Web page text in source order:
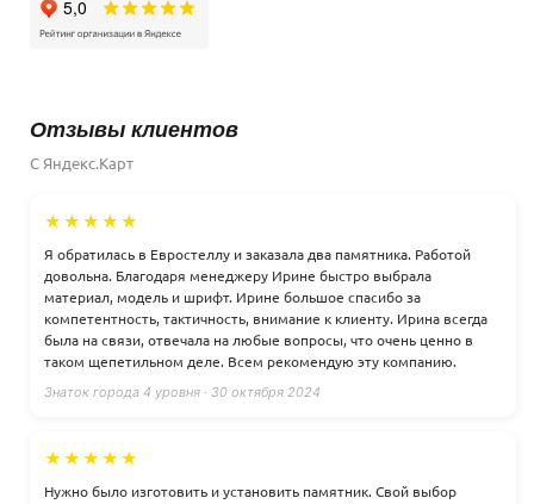
Отзывы клиентов
С Яндекс.Карт
★★★★★
Я обратилась в Евростеллу и заказала два памятника. Работой
довольна. Благодаря менеджеру Ирине быстро выбрала
материал, модель и шрифт. Ирине большое спасибо за
компетентность, тактичность, внимание к клиенту. Ирина всегда
была на связи, отвечала на любые вопросы, что очень ценно в
таком щепетильном деле. Всем рекомендую эту компанию.
Знаток города 4 уровня · 30 октября 2024
★★★★★
Нужно было изготовить и установить памятник. Свой выбор